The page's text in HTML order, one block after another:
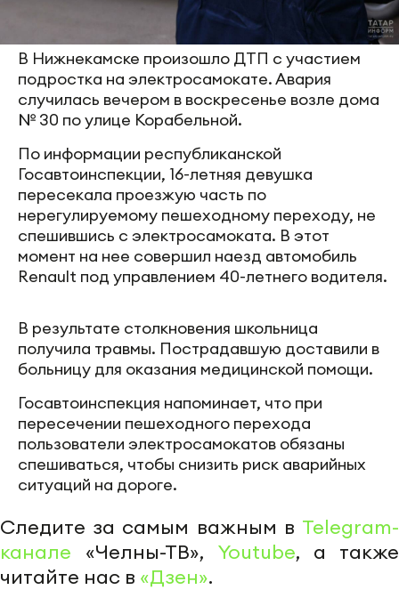
В Нижнекамске произошло ДТП с участием
подростка на электросамокате. Авария
случилась вечером в воскресенье возле дома
№ 30 по улице Корабельной.
По информации республиканской
Госавтоинспекции, 16-летняя девушка
пересекала проезжую часть по
нерегулируемому пешеходному переходу, не
спешившись с электросамоката. В этот
момент на нее совершил наезд автомобиль
Renault под управлением 40-летнего водителя.
В результате столкновения школьница
получила травмы. Пострадавшую доставили в
больницу для оказания медицинской помощи.
Госавтоинспекция напоминает, что при
пересечении пешеходного перехода
пользователи электросамокатов обязаны
спешиваться, чтобы снизить риск аварийных
ситуаций на дороге.
Следите за самым важным в Telegram-
канале «Челны-ТВ», Youtube, а также
читайте нас в «Дзен».